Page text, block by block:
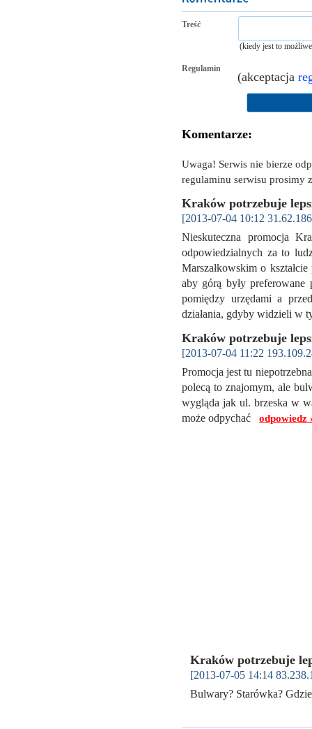
Treść
(kiedy jest to
Regulamin
(akceptacja
Komentarze:
Uwaga! Serwis nie bierze
regulaminu serwisu prosimy
Kraków potrzebuje
[2013-07-04 10:12
Nieskuteczna promocja
odpowiedzialnych za to
Marszałkowskim o
aby górą były
pomiędzy urzędami a
działania, gdyby widzieli w
Kraków potrzebuje
[2013-07-04 11:22
Promocja jest tu
polecą to znajomym, ale
wygląda jak ul. brzeska w
może odpychać odpowiedz
Kraków potrzebuje
[2013-07-05 14:14
Bulwary? Starówka?